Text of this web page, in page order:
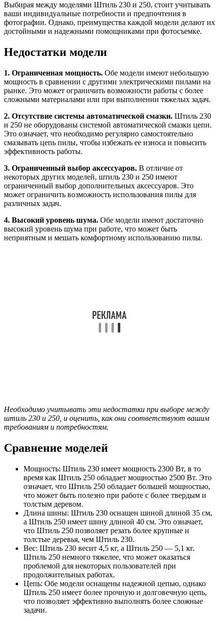
Выбирая между моделями Штиль 230 и 250, стоит учитывать
ваши индивидуальные потребности и предпочтения в
фотографии. Однако, преимущества каждой модели делают их
достойными и надежными помощниками при фотосъемке.
Недостатки модели
1. Ограниченная мощность. Обе модели имеют небольшую
мощность в сравнении с другими электрическими пилами на
рынке. Это может ограничить возможности работы с более
сложными материалами или при выполнении тяжелых задач.
2. Отсутствие системы автоматической смазки. Штиль 230
и 250 не оборудованы системой автоматической смазки цепи.
Это означает, что необходимо регулярно самостоятельно
смазывать цепь пилы, чтобы избежать ее износа и повысить
эффективность работы.
3. Ограниченный выбор аксессуаров. В отличие от
некоторых других моделей, штиль 230 и 250 имеют
ограниченный выбор дополнительных аксессуаров. Это
может ограничить возможность использования пилы для
различных задач.
4. Высокий уровень шума. Обе модели имеют достаточно
высокий уровень шума при работе, что может быть
неприятным и мешать комфортному использованию пилы.
Необходимо учитывать эти недостатки при выборе между
штиль 230 и 250, и оценить, как они соответствуют вашим
требованиям и потребностям.
Сравнение моделей
Мощность: Штиль 230 имеет мощность 2300 Вт, в то
время как Штиль 250 обладает мощностью 2500 Вт. Это
означает, что Штиль 250 обладает большей мощностью,
что может быть полезно при работе с более твердым и
толстым деревом.
Длина шины: Штиль 230 оснащен шиной длиной 35 см,
а Штиль 250 имеет шину длиной 40 см. Это означает,
что Штиль 250 позволяет резать более крупные и
толстые деревья, чем Штиль 230.
Вес: Штиль 230 весит 4,5 кг, а Штиль 250 — 5,1 кг.
Штиль 250 немного тяжелее, что может оказаться
проблемой для некоторых пользователей при
продолжительных работах.
Цепь: Обе модели оснащены надежной цепью, однако
Штиль 250 имеет более прочную и долговечную цепь,
что позволяет эффективно выполнять более сложные
задачи.